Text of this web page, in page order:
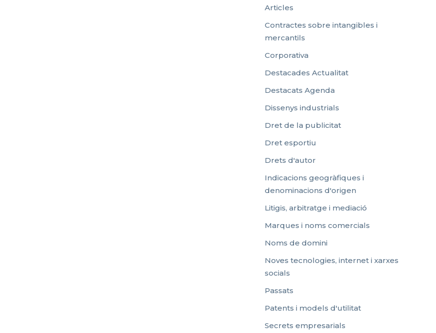
Articles
Contractes sobre intangibles i
mercantils
Corporativa
Destacades Actualitat
Destacats Agenda
Dissenys industrials
Dret de la publicitat
Dret esportiu
Drets d'autor
Indicacions geogràfiques i
denominacions d'origen
Litigis, arbitratge i mediació
Marques i noms comercials
Noms de domini
Noves tecnologies, internet i xarxes
socials
Passats
Patents i models d'utilitat
Secrets empresarials